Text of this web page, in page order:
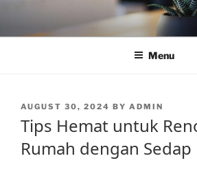
content
Menu
POSTED
ON
AUGUST 30, 2024 BY ADMIN
Tips Hemat untuk
Rumah dengan Sedap